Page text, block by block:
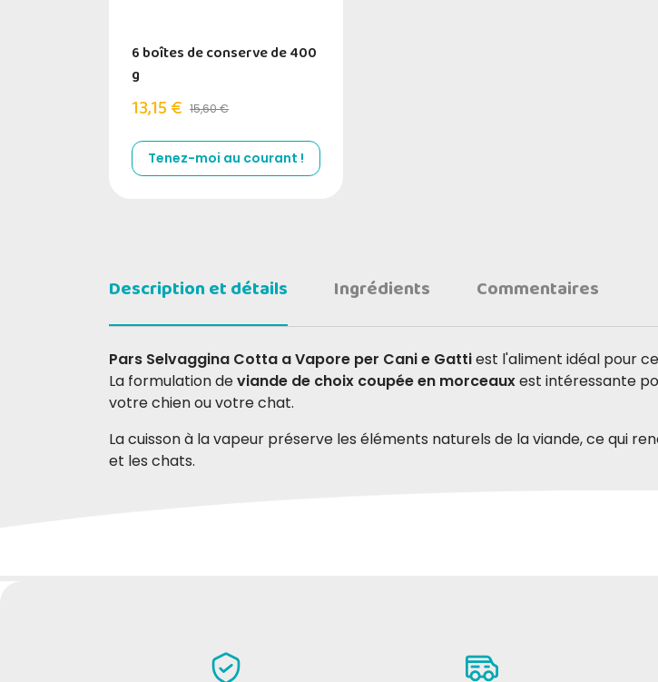
6 boîtes de conserve de 400
g
13,15 € 15,60 €
Tenez-moi au courant !
Description et détails Ingrédients Commentaires
Pars Selvaggina Cotta a Vapore per Cani e Gattiest l'aliment idéal pour
La formulation deviande de choix coupée en morceauxest intéressante
votre chien ou votre chat.
La cuisson à la vapeur préserve les éléments naturels de la viande, ce qui
et les chats.